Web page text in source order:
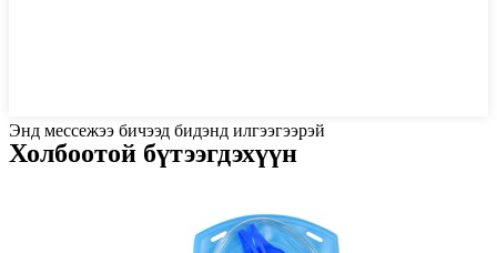
Энд мессежээ бичээд бидэнд илгээгээрэй
Холбоотой бүтээгдэхүүн